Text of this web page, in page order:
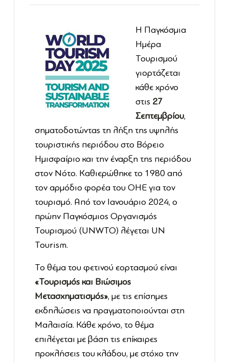
Η Παγκόσμια
Ημέρα
Τουρισμού
γιορτάζεται
κάθε χρόνο
στις 27
Σεπτεμβρίου,
σηματοδοτώντας τη λήξη της υψηλής
τουριστικής περιόδου στο Βόρειο
Ημισφαίριο και την έναρξη της περιόδου
στον Νότο. Καθιερώθηκε το 1980 από
τον αρμόδιο φορέα του ΟΗΕ για τον
τουρισμό. Από τον Ιανουάριο 2024, ο
πρώην Παγκόσμιος Οργανισμός
Τουρισμού (UNWTO) λέγεται UN
Tourism.
Το θέμα του φετινού εορτασμού είναι
«Τουρισμός και Βιώσιμος
Μετασχηματισμός», με τις επίσημες
εκδηλώσεις να πραγματοποιούνται στη
Μαλαισία. Κάθε χρόνο, το θέμα
επιλέγεται με βάση τις επίκαιρες
προκλήσεις του κλάδου, με στόχο την